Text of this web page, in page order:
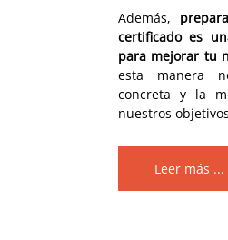
Además,
certificado es
para mejorar tu
esta manera
concreta y la
nuestros
Leer más ...